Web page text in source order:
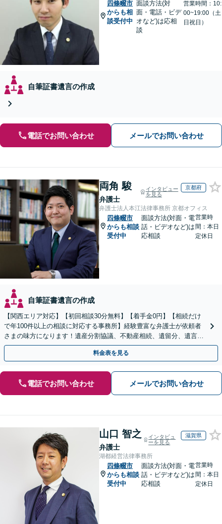
四條畷市
からも相
談受付中
面談方法(対
面・電話・ビデ
オなど)は応相
談
営業時間：10:
00~19:00（土
日祝日）
自筆証書遺言の作成
電話でお問い合わせ メールでお問い合わせ
両角 駿
弁護士
インタビュー
を見る
京都府
弁護士法人本江法律事務所 京都オフィス
四條畷市
からも相談
受付中
面談方法(対面・電
話・ビデオなど)は
応相談
営業時
間：本日
定休日
自筆証書遺言の作成
【関西エリア対応】【初回相談30分無料】【着手金0円】【相続だけ
で年100件以上の相談に対応する事務所】経験豊富な弁護士が依頼者
さまの味方になります！遺産分割協議、不動産相続、遺留分、遺言書
の作成など【烏丸御池駅7分】
料金表を見る
電話でお問い合わせ メールでお問い合わせ
山口 智之
弁護士
インタビュ
ーを見る
滋賀県
湖都経営法律事務所
四條畷市
からも相談
受付中
面談方法(対面・電
話・ビデオなど)は
応相談
営業時
間：本日
定休日